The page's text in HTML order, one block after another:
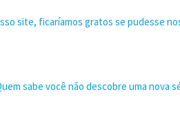
site, ficaríamos gratos se pudesse
sabe você não descobre uma nova